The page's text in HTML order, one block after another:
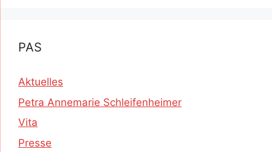
PAS
Aktuelles
Petra Annemarie Schleifenheimer
Vita
Presse